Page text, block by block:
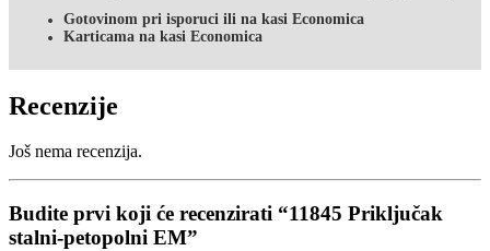
Gotovinom pri isporuci ili na kasi Economica
Karticama na kasi Economica
Recenzije
Još nema recenzija.
Budite prvi koji će recenzirati “11845 Priključak
stalni-petopolni EM”